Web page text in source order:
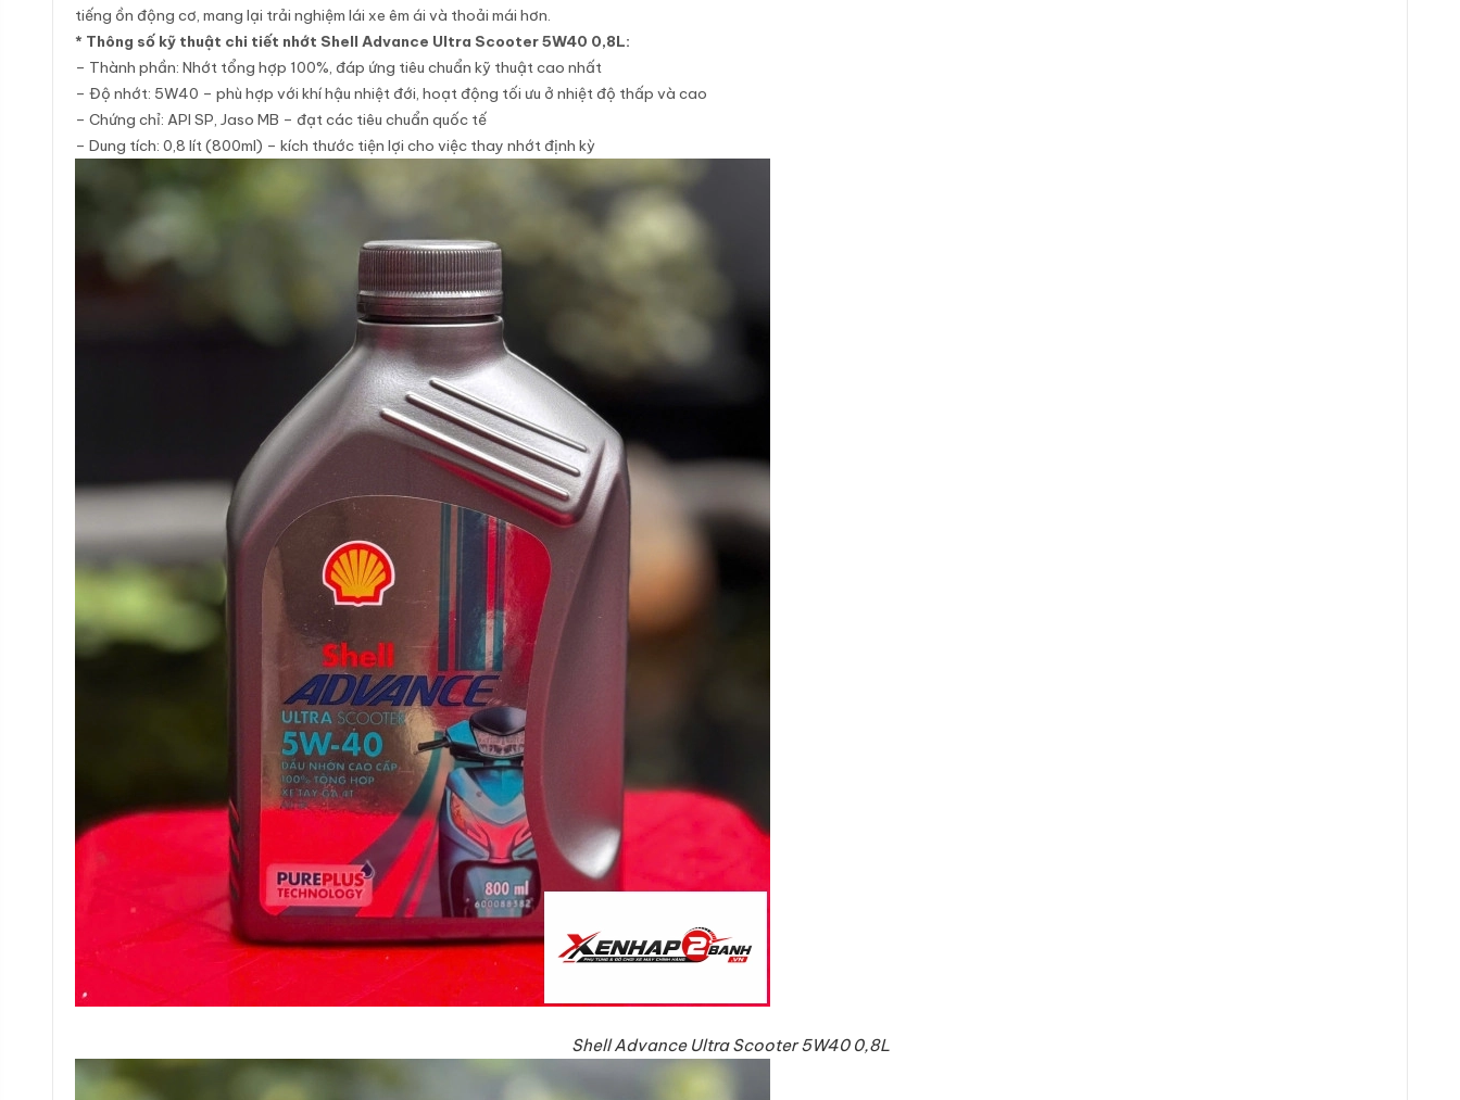
tiếng ồn động cơ, mang lại trải nghiệm lái xe êm ái và thoải mái hơn.
* Thông số kỹ thuật chi tiết nhớt Shell Advance Ultra Scooter 5W40 0,8L:
– Thành phần: Nhớt tổng hợp 100%, đáp ứng tiêu chuẩn kỹ thuật cao nhất
– Độ nhớt: 5W40 – phù hợp với khí hậu nhiệt đới, hoạt động tối ưu ở nhiệt độ thấp và cao
– Chứng chỉ: API SP, Jaso MB – đạt các tiêu chuẩn quốc tế
– Dung tích: 0,8 lít (800ml) – kích thước tiện lợi cho việc thay nhớt định kỳ
Shell Advance Ultra Scooter 5W40 0,8L